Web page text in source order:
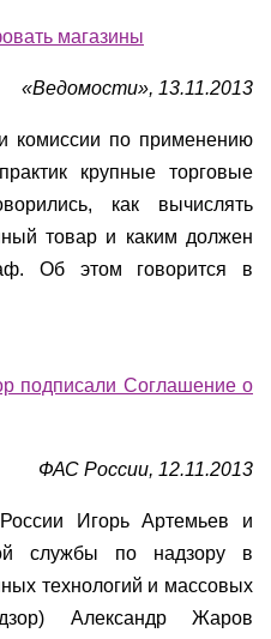
магазины
«Ведомости», 13.11.2013
комиссии по применению
крупные торговые
как вычислять
товар и каким должен
Об этом говорится в
подписали Соглашение о
ФАС России, 12.11.2013
Игорь Артемьев и
службы по надзору в
технологий и массовых
Александр Жаров